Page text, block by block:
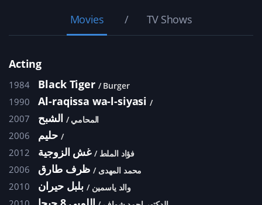
Movies TV Shows
Acting
1984 Black Tiger Burger
1990 Al-raqissa wa-l-siyasi
2007 الشبح المحامي
2006 حليم
2012 غش الزوجية فؤاد الملط
2006 ظرف طارق محمد المهدى
2010 بلبل حيران والد ياسمين